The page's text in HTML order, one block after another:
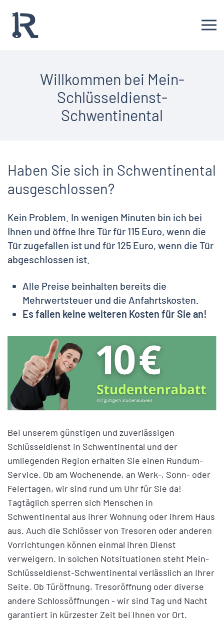
Zum Hauptinhalt springen
Willkommen bei Mein-
Schlüsseldienst-
Schwentinental
Haben Sie sich in Schwentinental
ausgeschlossen?
Kein Problem. In wenigen Minuten bin ich bei
Ihnen und öffne Ihre Tür für 115 Euro, wenn die
Tür zugefallen ist und für 125 Euro, wenn die Tür
abgeschlossen ist.
Alle Preise beinhalten bereits die
Mehrwertsteuer und die Anfahrtskosten.
Es fallen keine weiteren Kosten für Sie an!
Bei unserem günstigen und zuverlässigen
Schlüsseldienst in Schwentinental und der
umliegenden Region erhalten Sie einen Rundum-
Service. Ob am Wochenende, an Werk-, Sonn- oder
Feiertagen, wir sind rund um Uhr für Sie da!
Tagtäglich sperren sich Menschen in
Schwentinental aus ihrer Wohnung oder ihrem Haus
aus. Auch die Schlösser von Tresoren oder anderen
Vorrichtungen können einmal ihren Dienst
verweigern. In solchen Notsituationen steht Mein-
Schlüsseldienst-Schwentinental verlässlich an Ihrer
Seite. Ob Türöffnung, Tresoröffnung oder diverse
andere Schlossöffnungen - wir sind Tag und Nacht
garantiert in kürzester Zeit bei Ihnen vor Ort.